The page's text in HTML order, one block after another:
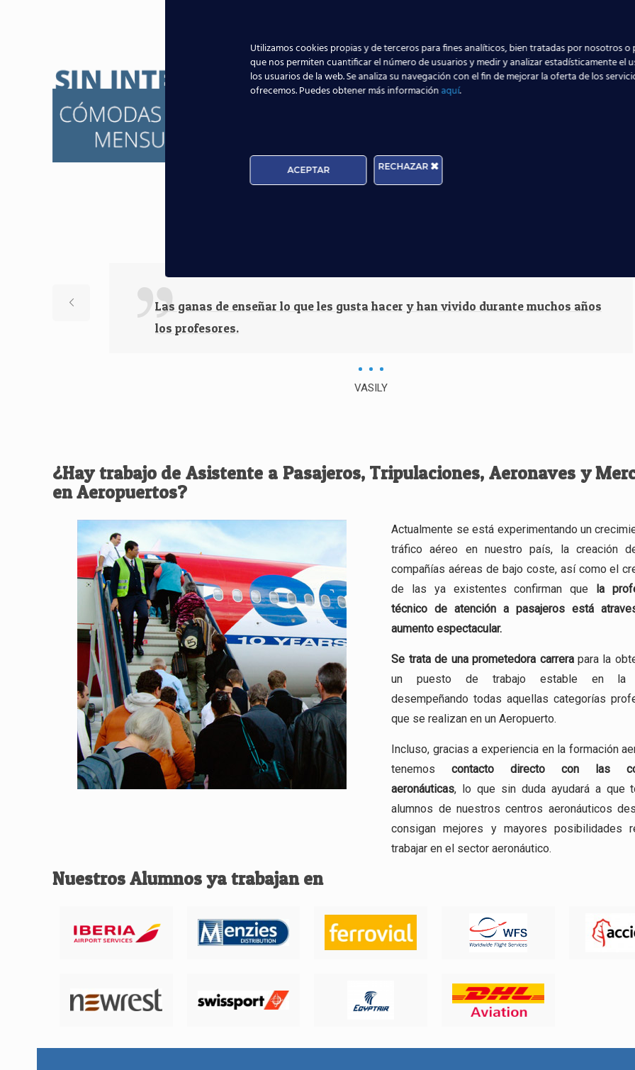
Las ganas de enseñar lo que les gusta hacer y han vivido durante muchos años
los profesores.
VASILY
¿Hay trabajo de Asistente a Pasajeros, Tripulaciones, Aeronaves y
en Aeropuertos?
Actualmente se está experimentando un
tráfico aéreo en nuestro país, la creación
compañías aéreas de bajo coste, así como el
de las ya existentes confirman que
la
técnico de atención a pasajeros está
aumento espectacular.
Se trata de unaprometedora carrerapara la
un puesto de trabajo estable en la
desempeñando todas aquellas categorías
que se realizan en un Aeropuerto.
Incluso, gracias a experiencia en la formación
tenemoscontacto directo con las
aeronáuticas, lo que sin duda ayudará a que
alumnos de nuestros centros aeronáuticos
consigan mejores y mayores posibilidades
trabajar en el sector aeronáutico.
Nuestros Alumnos ya trabajan en
Utilizamos cookies propias y de terceros para fines analíticos, bien tratadas por nosotros
que nos permiten cuantificar el número de usuarios y medir y analizar estadísticamente el
los usuarios de la web. Se analiza su navegación con el fin de mejorar la oferta de los
ofrecemos. Puedes obtener más informaciónaquí.
ACEPTAR RECHAZAR